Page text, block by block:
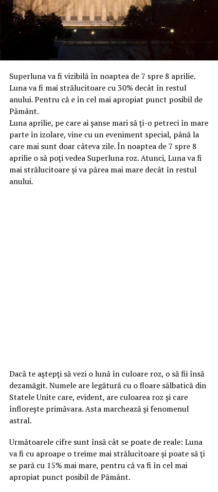
Superluna va fi vizibilă în noaptea de 7 spre 8 aprilie.
Luna va fi mai strălucitoare cu 30% decât în restul
anului. Pentru că e în cel mai apropiat punct posibil de
Pământ.
Luna aprilie, pe care ai şanse mari să ţi-o petreci în mare
parte în izolare, vine cu un eveniment special, până la
care mai sunt doar câteva zile. În noaptea de 7 spre 8
aprilie o să poţi vedea Superluna roz. Atunci, Luna va fi
mai strălucitoare şi va părea mai mare decât în restul
anului.
Dacă te aştepţi să vezi o lună în culoare roz, o să fii însă
dezamăgit. Numele are legătură cu o floare sălbatică din
Statele Unite care, evident, are culoarea roz şi care
înfloreşte primăvara. Asta marchează şi fenomenul
astral.
Următoarele cifre sunt însă cât se poate de reale: Luna
va fi cu aproape o treime mai strălucitoare şi poate să ţi
se pară cu 15% mai mare, pentru că va fi în cel mai
apropiat punct posibil de Pământ.